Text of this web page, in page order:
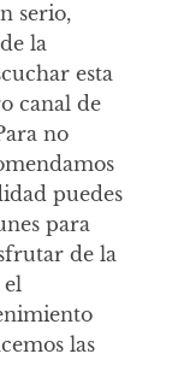
serio,
la
esta
canal de
no
puedes
para
de la
el
las